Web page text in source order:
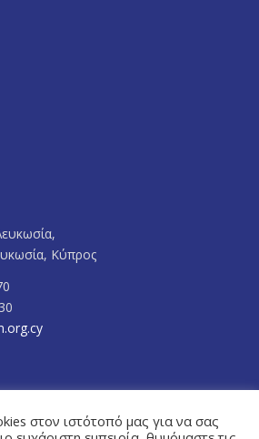
Κύπρος
στον ιστότοπό μας για να σας